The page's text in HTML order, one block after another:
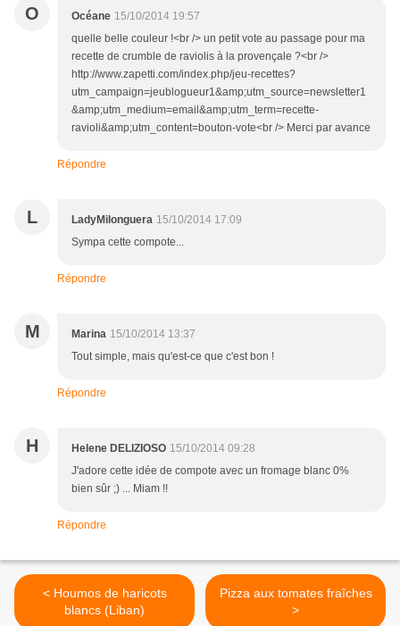
O Océane 15/10/2014 19:57
quelle belle couleur !<br /> un petit vote au passage pour ma
recette de crumble de raviolis à la provençale ?<br />
http://www.zapetti.com/index.php/jeu-recettes?
utm_campaign=jeublogueur1&amp;utm_source=newsletter1
&amp;utm_medium=email&amp;utm_term=recette-
ravioli&amp;utm_content=bouton-vote<br /> Merci par avance
Répondre
L LadyMilonguera 15/10/2014 17:09
Sympa cette compote...
Répondre
M Marina 15/10/2014 13:37
Tout simple, mais qu'est-ce que c'est bon !
Répondre
H Helene DELIZIOSO 15/10/2014 09:28
J'adore cette idée de compote avec un fromage blanc 0%
bien sûr ;) ... Miam !!
Répondre
< Houmos de haricots
blancs (Liban)
Pizza aux tomates fraîches
>